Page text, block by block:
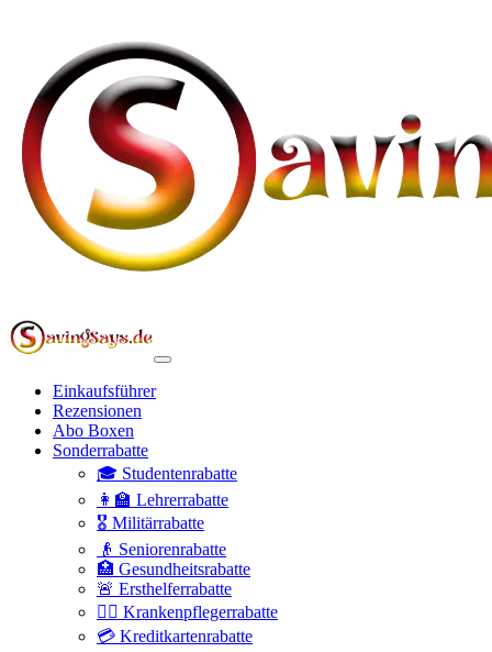
Einkaufsführer
Rezensionen
Abo Boxen
Sonderrabatte
🎓 Studentenrabatte
👩‍🏫 Lehrerrabatte
🎖️ Militärrabatte
👴 Seniorenrabatte
🏥 Gesundheitsrabatte
🚨 Ersthelferrabatte
👩‍⚕️ Krankenpflegerrabatte
💳 Kreditkartenrabatte